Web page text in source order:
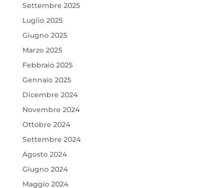
Settembre 2025
Luglio 2025
Giugno 2025
Marzo 2025
Febbraio 2025
Gennaio 2025
Dicembre 2024
Novembre 2024
Ottobre 2024
Settembre 2024
Agosto 2024
Giugno 2024
Maggio 2024